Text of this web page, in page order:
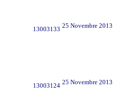
13003133 25 Novembre 2013
13003124 25 Novembre 2013